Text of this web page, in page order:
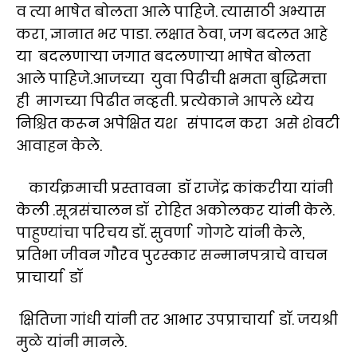
व त्या भाषेत बोलता आले पाहिजे. त्यासाठी अभ्यास
करा, ज्ञानात भर पाडा. लक्षात ठेवा, जग बदलत आहे
या बदलणाऱ्या जगात बदलणाऱ्या भाषेत बोलता
आले पाहिजे.आजच्या युवा पिढीची क्षमता बुद्धिमत्ता
ही मागच्या पिढीत नव्हती. प्रत्येकाने आपले ध्येय
निश्चित करून अपेक्षित यश संपादन करा असे शेवटी
आवाहन केले.
कार्यक्रमाची प्रस्तावना डॉ राजेंद्र कांकरीया यांनी
केली .सूत्रसंचालन डॉ रोहित अकोलकर यांनी केले.
पाहुण्यांचा परिचय डॉ. सुवर्णा गोगटे यांनी केले,
प्रतिभा जीवन गौरव पुरस्कार सन्मानपत्राचे वाचन
प्राचार्या डॉ
क्षितिजा गांधी यांनी तर आभार उपप्राचार्या डॉ. जयश्री
मुळे यांनी मानले.